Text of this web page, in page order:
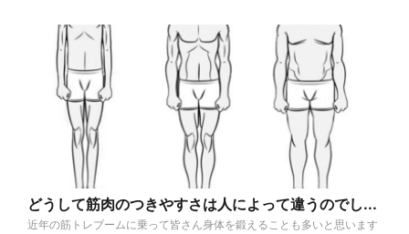
どうして筋肉のつきやすさは人によって違うのでし...
近年の筋トレブームに乗って皆さん身体を鍛えることも多いと思います